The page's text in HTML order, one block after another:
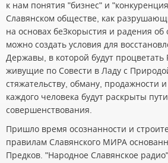
к нам понятия "бизнес" и
Славянском обществе, как
на основах беЗкорыстия и радения об
можно создать условия для
Державы, в которой будут
живущие по Совести в Ладу с
стяжательству, обману, продажности
каждого человека будут раскрыты
совершенствования.
Пришло время осознанности и
правилам Славянского МИРА
Предков. "Народное Славянское